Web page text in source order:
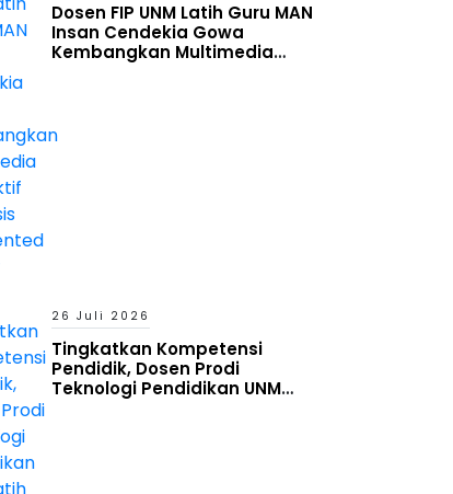
Dosen FIP UNM Latih Guru MAN
Insan Cendekia Gowa
Kembangkan Multimedia
26 Juli 2026
Tingkatkan Kompetensi
Pendidik, Dosen Prodi
Teknologi Pendidikan UNM